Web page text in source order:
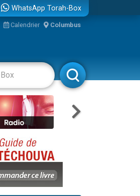
WhatsApp Torah-Box
Calendrier Columbus
Rabbanim